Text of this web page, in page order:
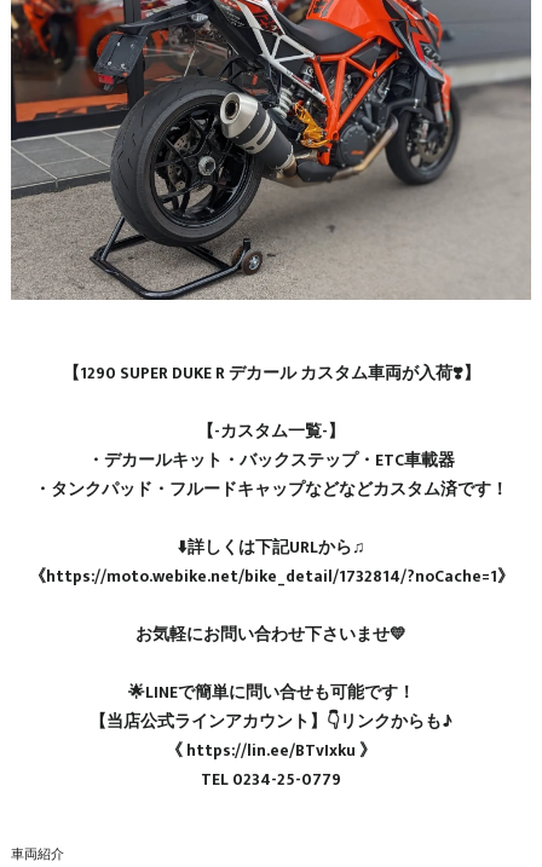
【1290 SUPER DUKE R デカール カスタム車両が入荷❣️】
【-カスタム一覧-】
・デカールキット・バックステップ・ETC車載器
・タンクパッド・フルードキャップなどなどカスタム済です！
⬇️詳しくは下記URLから♫
《https://moto.webike.net/bike_detail/1732814/?noCache=1》
お気軽にお問い合わせ下さいませ💛
🌟LINEで簡単に問い合せも可能です！
【当店公式ラインアカウント】👇リンクからも♪
《 https://lin.ee/BTvIxku 》
TEL 0234-25-0779
車両紹介